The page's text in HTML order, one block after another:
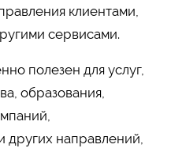
клиентами,
сервисами.
полезен для услуг,
образования,
других направлений,